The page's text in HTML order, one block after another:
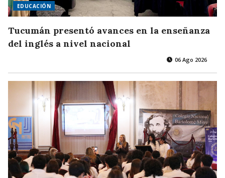
EDUCACIÓN
Tucumán presentó avances en la enseñanza
del inglés a nivel nacional
06 Ago 2026